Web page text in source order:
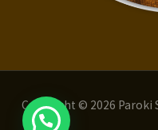
Copyright © 2026 Paroki